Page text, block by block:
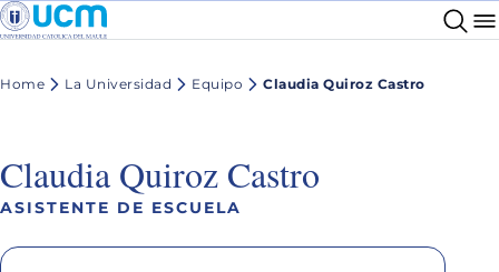
Home La Universidad Equipo Claudia Quiroz Castro
Claudia Quiroz Castro
ASISTENTE DE ESCUELA